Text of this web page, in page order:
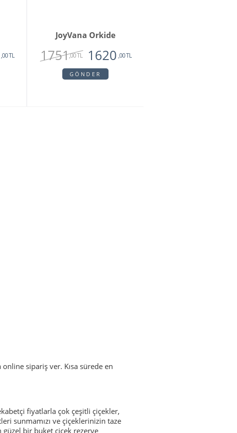
,00 TL
JoyVana Orkide
1751,00 TL 1620 ,00 TL
GÖNDER
online sipariş ver. Kısa sürede en
fiyatlarla çok çeşitli çiçekler,
sunmamızı ve çiçeklerinizin taze
güzel bir buket çiçek rezerve